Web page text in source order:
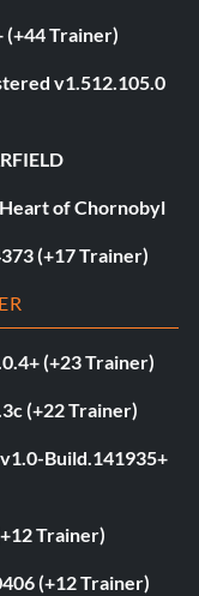
(+44 Trainer)
v1.512.105.0
Heart of Chornobyl
(+17 Trainer)
(+23 Trainer)
(+22 Trainer)
Build.141935+
Trainer)
(+12 Trainer)